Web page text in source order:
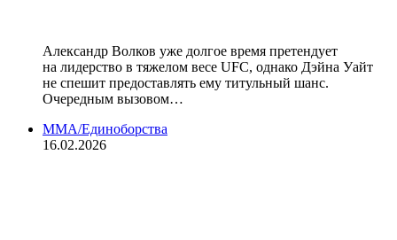
Александр Волков уже долгое время претендует
на лидерство в тяжелом весе UFC, однако Дэйна Уайт
не спешит предоставлять ему титульный шанс.
Очередным вызовом…
MMA/Единоборства
16.02.2026